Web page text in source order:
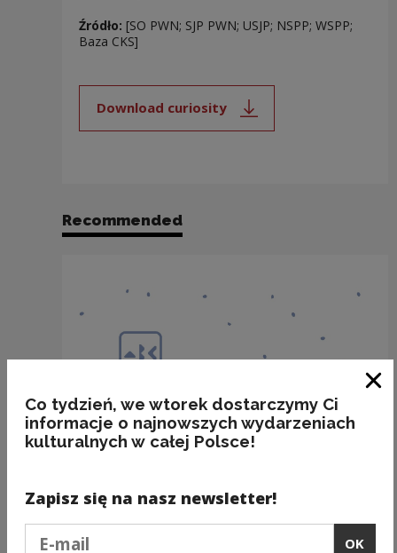
Źródło: [SO PWN; SJP PWN; USJP; NSPP; WSPP;
Baza CKS]
Download curiosity
Note, the link will open in a new
Recommended
Co tydzień, we wtorek dostarczymy Ci
informacje o najnowszych wydarzeniach
kulturalnych w całej Polsce!
Zapisz się na nasz newsletter!
OK